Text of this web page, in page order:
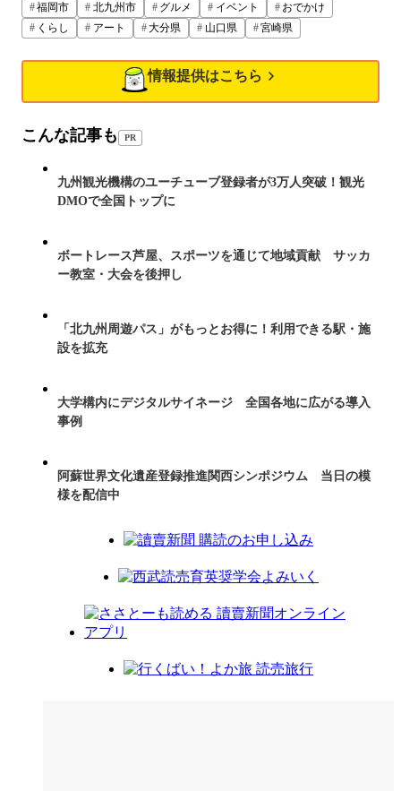
福岡市 北九州市 グルメ イベント
おでかけ
くらし
アート 大分県 山口県 宮崎県
情報提供はこちら
こんな記事も PR
九州観光機構のユーチューブ登録者が3万人突破！観光
DMOで全国トップに
ボートレース芦屋、スポーツを通じて地域貢献 サッカ
ー教室・大会を後押し
「北九州周遊パス」がもっとお得に！利用できる駅・施
設を拡充
大学構内にデジタルサイネージ 全国各地に広がる導入
事例
阿蘇世界文化遺産登録推進関西シンポジウム 当日の模
様を配信中